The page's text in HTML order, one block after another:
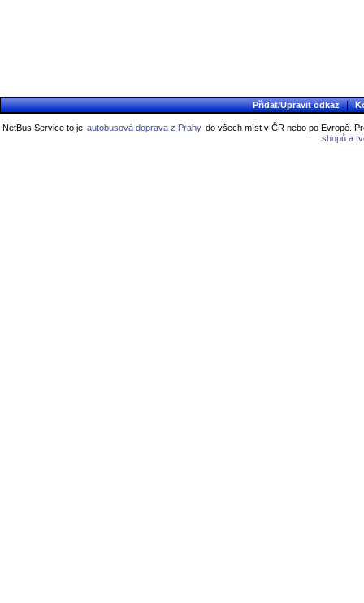
Přidat/Upravit odkaz |
NetBus Service to je autobusová doprava z Prahy do všech míst v ČR nebo po Evropě.
shopů a